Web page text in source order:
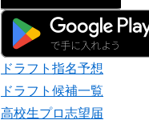
ドラフト指名予想
ドラフト候補一覧
高校生プロ志望届